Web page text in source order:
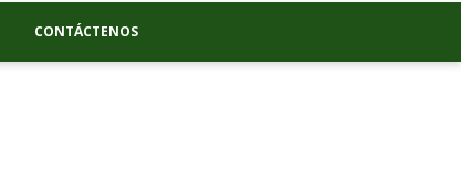
CONTÁCTENOS